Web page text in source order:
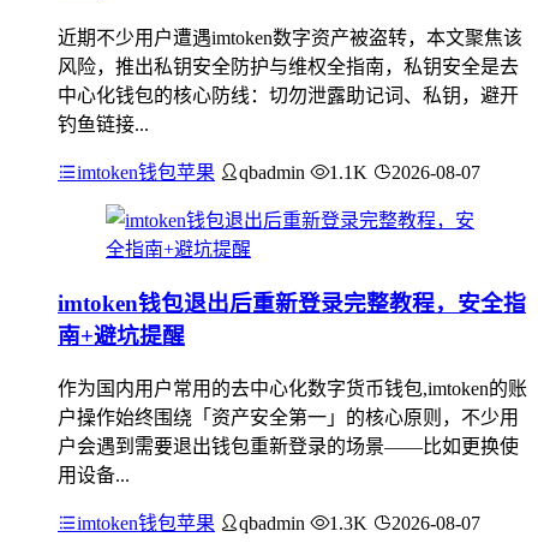
近期不少用户遭遇imtoken数字资产被盗转，本文聚焦该
风险，推出私钥安全防护与维权全指南，私钥安全是去
中心化钱包的核心防线：切勿泄露助记词、私钥，避开
钓鱼链接...
imtoken钱包苹果 qbadmin 1.1K 2026-08-07
imtoken钱包退出后重新登录完整教程，安全指
南+避坑提醒
作为国内用户常用的去中心化数字货币钱包,imtoken的账
户操作始终围绕「资产安全第一」的核心原则，不少用
户会遇到需要退出钱包重新登录的场景——比如更换使
用设备...
imtoken钱包苹果 qbadmin 1.3K 2026-08-07